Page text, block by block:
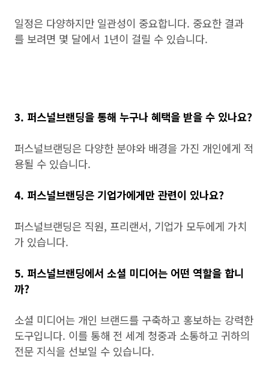
일정은 다양하지만 일관성이 중요합니다. 중요한 결과
를 보려면 몇 달에서 1년이 걸릴 수 있습니다.
3. 퍼스널브랜딩을 통해 누구나 혜택을 받을 수 있나요?
퍼스널브랜딩은 다양한 분야와 배경을 가진 개인에게 적
용될 수 있습니다.
4. 퍼스널브랜딩은 기업가에게만 관련이 있나요?
퍼스널브랜딩은 직원, 프리랜서, 기업가 모두에게 가치
가 있습니다.
5. 퍼스널브랜딩에서 소셜 미디어는 어떤 역할을 합니
까?
소셜 미디어는 개인 브랜드를 구축하고 홍보하는 강력한
도구입니다. 이를 통해 전 세계 청중과 소통하고 귀하의
전문 지식을 선보일 수 있습니다.